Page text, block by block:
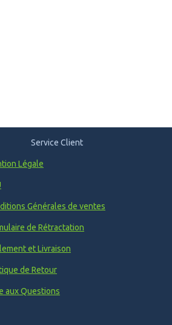
Service Client
Légale
Générales de ventes
de Rétractation
et Livraison
de Retour
aux Questions